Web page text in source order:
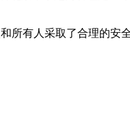
所有人采取了合理的安